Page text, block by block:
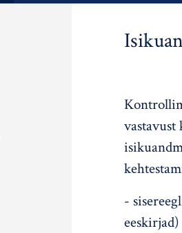
vastavust
-
eeskirjad)